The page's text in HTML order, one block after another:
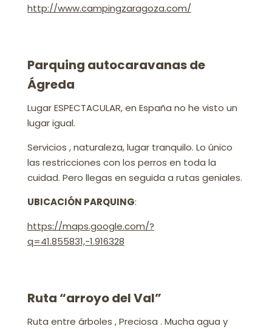
http://www.campingzaragoza.com/
Parquing autocaravanas de
Ágreda
Lugar ESPECTACULAR, en España no he visto un
lugar igual.
Servicios , naturaleza, lugar tranquilo. Lo único
las restricciones con los perros en toda la
cuidad. Pero llegas en seguida a rutas geniales.
UBICACIÓN PARQUING:
https://maps.google.com/?
q=41.855831,-1.916328
Ruta “arroyo del Val”
Ruta entre árboles , Preciosa . Mucha agua y